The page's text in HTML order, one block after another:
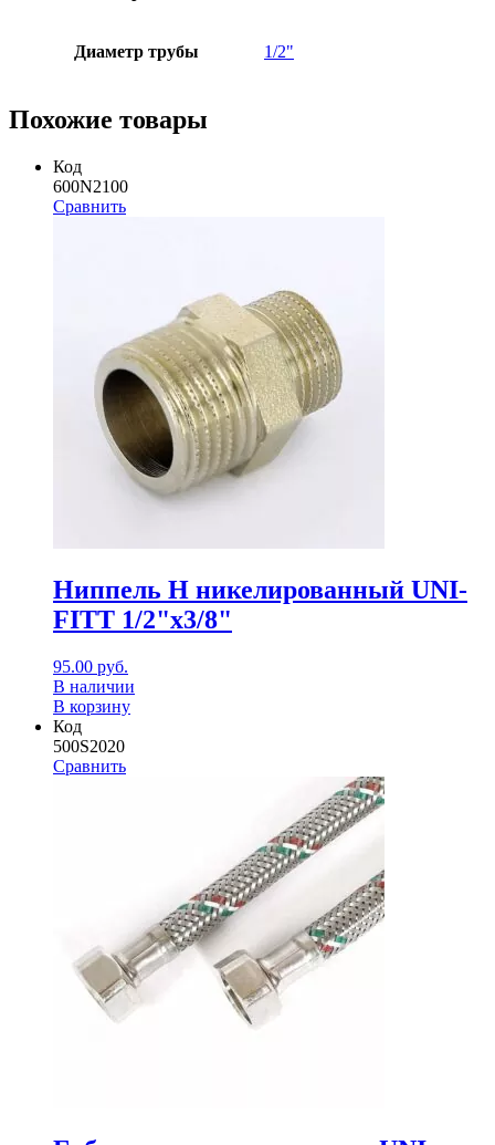
Серия
Диаметр трубы 1/2"
Похожие товары
Код
600N2100
Сравнить
Ниппель Н никелированный UNI-
FITT 1/2"x3/8"
95.00руб.
В наличии
В корзину
Код
500S2020
Сравнить